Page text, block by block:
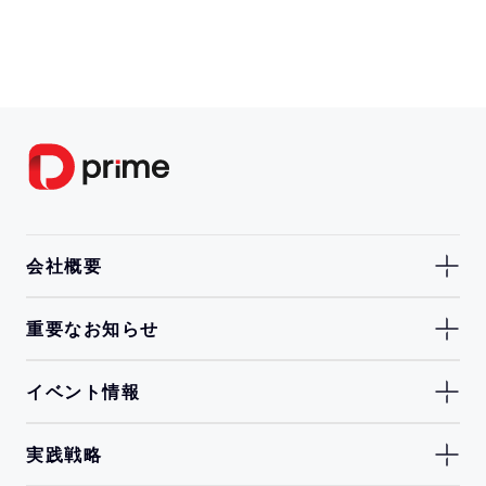
会社概要
重要なお知らせ
イベント情報
実践戦略